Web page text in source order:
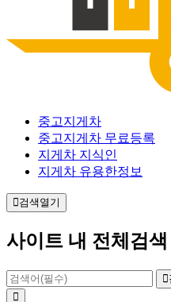
중고지게차
중고지게차 무료등록
지게차 지식인
지게차 유용한정보
검색열기
사이트 내 전체검색